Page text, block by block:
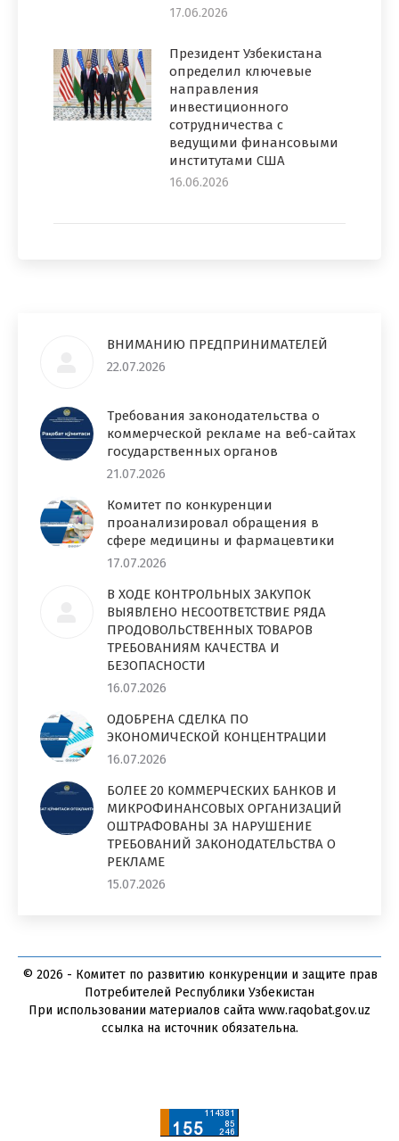
17.06.2026
Президент Узбекистана
определил ключевые
направления
инвестиционного
сотрудничества с
ведущими финансовыми
институтами США
16.06.2026
ВНИМАНИЮ ПРЕДПРИНИМАТЕЛЕЙ
22.07.2026
Требования законодательства о
коммерческой рекламе на веб-сайтах
государственных органов
21.07.2026
Комитет по конкуренции
проанализировал обращения в
сфере медицины и фармацевтики
17.07.2026
В ХОДЕ КОНТРОЛЬНЫХ ЗАКУПОК
ВЫЯВЛЕНО НЕСООТВЕТСТВИЕ РЯДА
ПРОДОВОЛЬСТВЕННЫХ ТОВАРОВ
ТРЕБОВАНИЯМ КАЧЕСТВА И
БЕЗОПАСНОСТИ
16.07.2026
ОДОБРЕНА СДЕЛКА ПО
ЭКОНОМИЧЕСКОЙ КОНЦЕНТРАЦИИ
16.07.2026
БОЛЕЕ 20 КОММЕРЧЕСКИХ БАНКОВ И
МИКРОФИНАНСОВЫХ ОРГАНИЗАЦИЙ
ОШТРАФОВАНЫ ЗА НАРУШЕНИЕ
ТРЕБОВАНИЙ ЗАКОНОДАТЕЛЬСТВА О
РЕКЛАМЕ
15.07.2026
© 2026 - Комитет по развитию конкуренции и защите прав
Потребителей Республики Узбекистан
При использовании материалов сайта www.raqobat.gov.uz
ссылка на источник обязательна.